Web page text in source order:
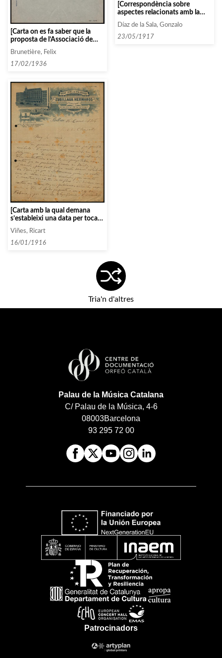
[Carta on es fa saber que la
proposta de l’Associació de
Música de Càmera ha arribat
massa tard per poder fer els
tres concerts a Barcelona]
Brunetière, Felix
17/02/1936
[Correspondència sobre
aspectes relacionats amb la
programació i els concerts
organitzats]
Díaz de la Sala, Gonzalo
23/05/1917
[Carta amb la qual demana
s’estableixi una data per tocar
altres que tenen ja fixades pel
nord d’Espanya i Portugal]
Viñes, Ricart
16/01/1916
Tria'n d'altres
Palau de la Música Catalana
C/ Palau de la Música, 4-6
08003Barcelona
93 295 72 00
Patrocinadors